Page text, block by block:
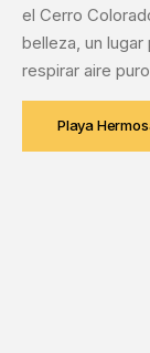
el Cerro
belleza, un
respirar aire
Playa